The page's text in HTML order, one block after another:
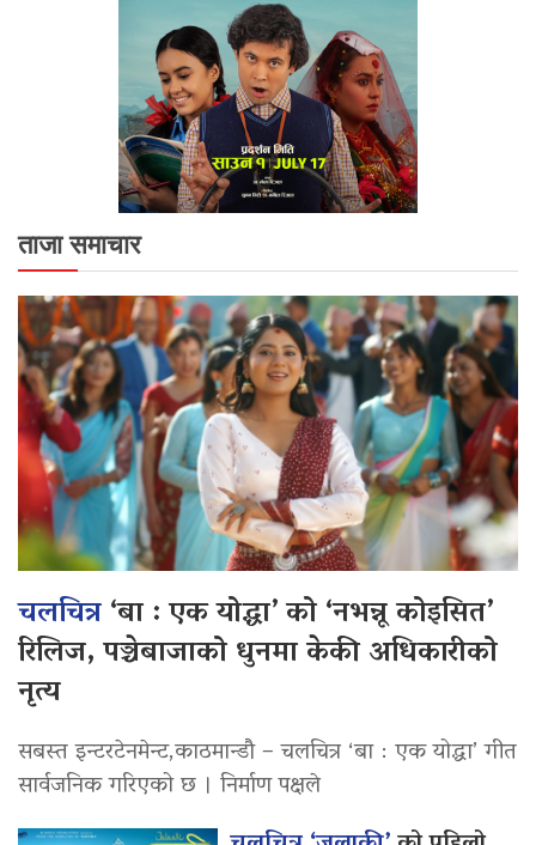
ताजा समाचार
चलचित्र‘बा : एक योद्धा’ को ‘नभन्नू कोइसित’
रिलिज, पञ्चेबाजाको धुनमा केकी अधिकारीको
नृत्य
सबस्त इन्टरटेनमेन्ट,काठमान्डौ – चलचित्र ‘बा : एक योद्धा’ गीत
सार्वजनिक गरिएको छ । निर्माण पक्षले